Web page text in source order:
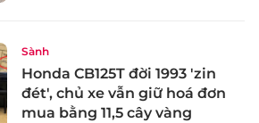
Sành
Honda CB125T đời 1993 'zin
đét', chủ xe vẫn giữ hoá đơn
mua bằng 11,5 cây vàng